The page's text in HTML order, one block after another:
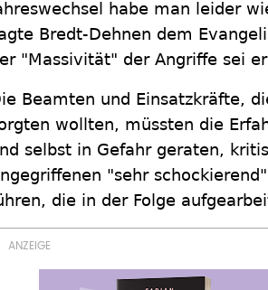
habe man leider
Bredt-Dehnen dem
"Massivität" der Angriffe sei
Beamten und Einsatzkräfte,
wollten, müssten die
selbst in Gefahr geraten,
"sehr
die in der Folge